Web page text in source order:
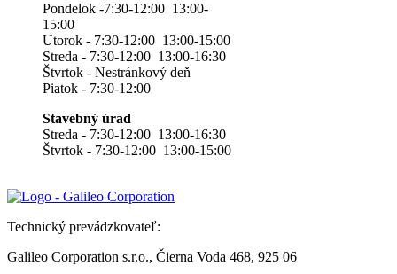
Pondelok -7:30-12:00 13:00-
15:00
Utorok - 7:30-12:00 13:00-15:00
Streda - 7:30-12:00 13:00-16:30
Štvrtok - Nestránkový deň
Piatok - 7:30-12:00
Stavebný úrad
Streda - 7:30-12:00 13:00-16:30
Štvrtok - 7:30-12:00 13:00-15:00
Technický prevádzkovateľ:
Galileo Corporation s.r.o., Čierna Voda 468, 925 06